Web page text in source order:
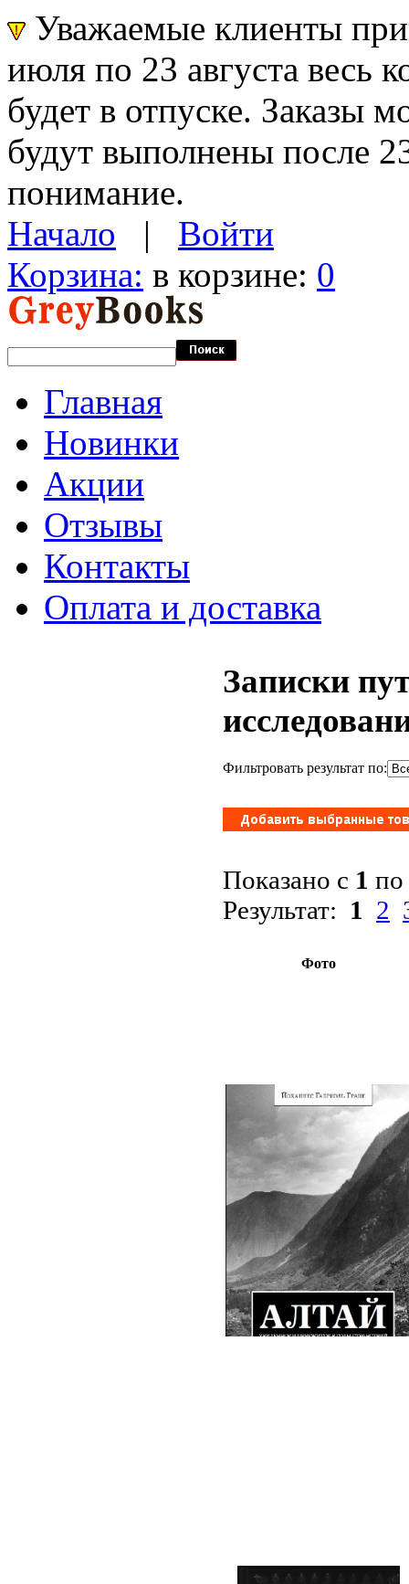
Уважаемые клиенты
июля по 23 августа весь
будет в отпуске. Заказы
будут выполнены после
понимание.
Начало | Войти
Корзина: в корзине: 0
Главная
Новинки
Акции
Отзывы
Контакты
Оплата и доставка
Записки
Фильтровать результат по:
Показано с 1 по
Результат: 1 2
Фото